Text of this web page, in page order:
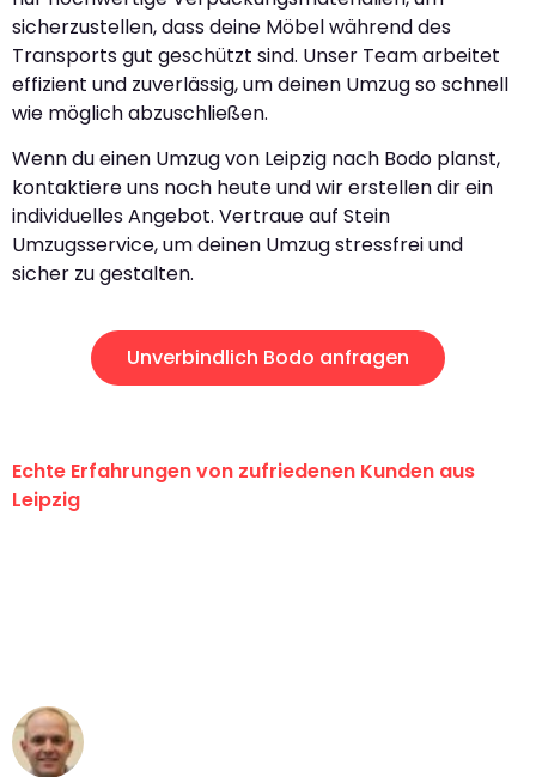
sicherzustellen, dass deine Möbel während des
Transports gut geschützt sind. Unser Team arbeitet
effizient und zuverlässig, um deinen Umzug so schnell
wie möglich abzuschließen.
Wenn du einen Umzug von Leipzig nach Bodo planst,
kontaktiere uns noch heute und wir erstellen dir ein
individuelles Angebot. Vertraue auf Stein
Umzugsservice, um deinen Umzug stressfrei und
sicher zu gestalten.
Unverbindlich Bodo anfragen
Echte Erfahrungen von zufriedenen Kunden aus
Leipzig